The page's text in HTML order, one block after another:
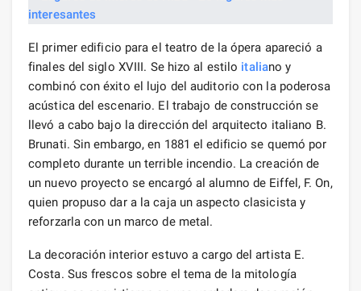
El primer edificio para el teatro de la ópera apareció a
finales del siglo XVIII. Se hizo al estilo italiano y
combinó con éxito el lujo del auditorio con la poderosa
acústica del escenario. El trabajo de construcción se
llevó a cabo bajo la dirección del arquitecto italiano B.
Brunati. Sin embargo, en 1881 el edificio se quemó por
completo durante un terrible incendio. La creación de
un nuevo proyecto se encargó al alumno de Eiffel, F. On,
quien propuso dar a la caja un aspecto clasicista y
reforzarla con un marco de metal.
La decoración interior estuvo a cargo del artista E.
Costa. Sus frescos sobre el tema de la mitología